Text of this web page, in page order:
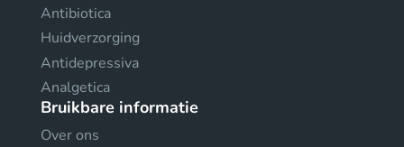
Antibiotica
Huidverzorging
Antidepressiva
Analgetica
Bruikbare informatie
Over ons